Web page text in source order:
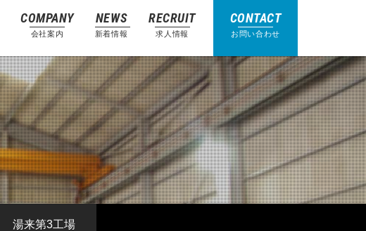
COMPANY
会社案内
NEWS
新着情報
RECRUIT
求人情報
CONTACT
お問い合わせ
湯来第3工場